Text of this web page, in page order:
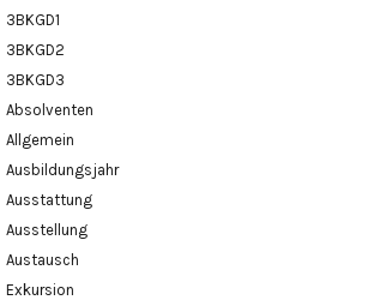
3BKGD1
3BKGD2
3BKGD3
Absolventen
Allgemein
Ausbildungsjahr
Ausstattung
Ausstellung
Austausch
Exkursion